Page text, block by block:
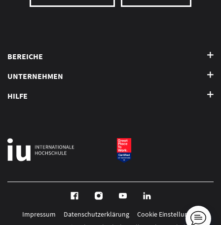
BEREICHE
UNTERNEHMEN
HILFE
Impressum Datenschutzerklärung
Cookie Einstellungen